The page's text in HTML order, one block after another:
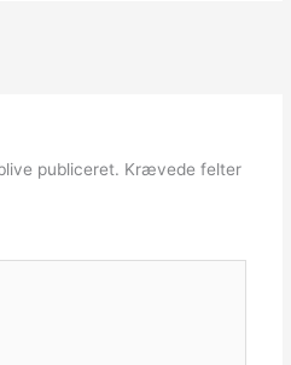
publiceret. Krævede felter